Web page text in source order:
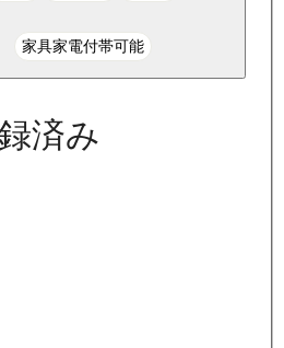
家具家電付帯可能
済み